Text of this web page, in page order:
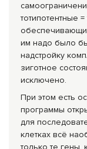
тотипотентные
им надо было
надстройку
зиготное
исключено.
При этом есть
программы
для
клетках всё
только те